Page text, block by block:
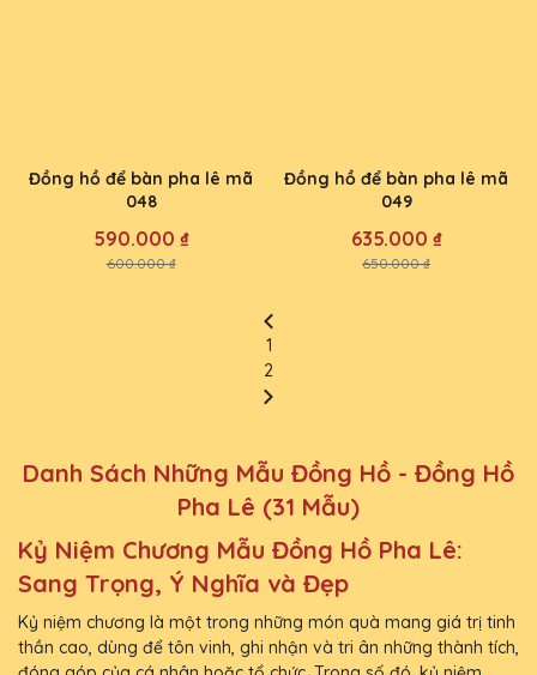
Đồng hồ để bàn pha lê mã
048
590.000 ₫
600.000 ₫
Đồng hồ để bàn pha lê mã
049
635.000 ₫
650.000 ₫
1
2
Danh Sách Những Mẫu Đồng Hồ - Đồng Hồ
Pha Lê (31 Mẫu)
Kỷ Niệm Chương Mẫu Đồng Hồ Pha Lê:
Sang Trọng, Ý Nghĩa và Đẹp
Kỷ niệm chương là một trong những món quà mang giá trị tinh
thần cao, dùng để tôn vinh, ghi nhận và tri ân những thành tích,